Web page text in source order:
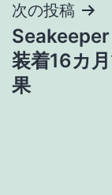
ビ
ゲ
ー
次の投稿
装着16カ
果